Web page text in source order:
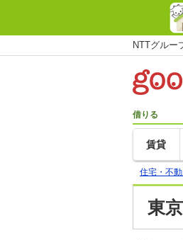
NTTグルー
借りる
賃貸
住宅・不
東